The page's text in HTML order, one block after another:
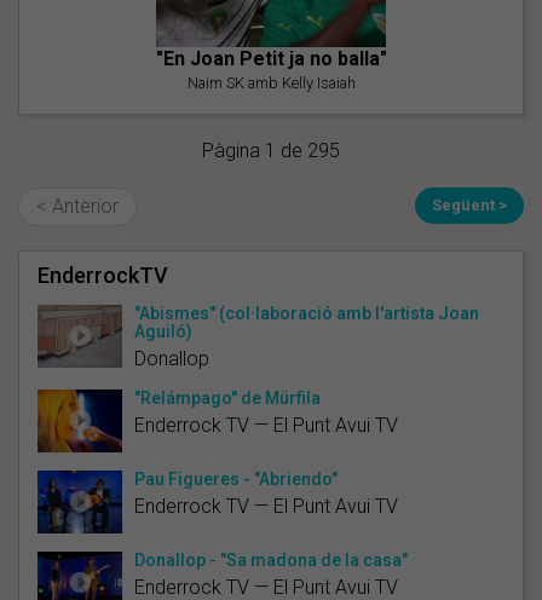
"En Joan Petit ja no balla"
Naim SK amb Kelly Isaiah
Pàgina 1 de 295
< Anterior Següent >
EnderrockTV
"Abismes" (col·laboració amb l'artista Joan
Aguiló)
Donallop
"Relámpago" de Mürfila
Enderrock TV — El Punt Avui TV
Pau Figueres - "Abriendo"
Enderrock TV — El Punt Avui TV
Donallop - "Sa madona de la casa"
Enderrock TV — El Punt Avui TV